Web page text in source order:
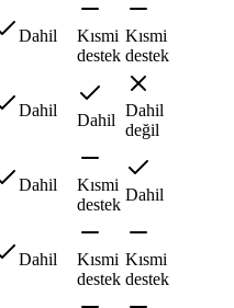
Dahil
Kısmi
destek
Kısmi
destek
Dahil
Dahil
Dahil
değil
Dahil
Kısmi
destek
Dahil
Dahil
Kısmi
destek
Kısmi
destek